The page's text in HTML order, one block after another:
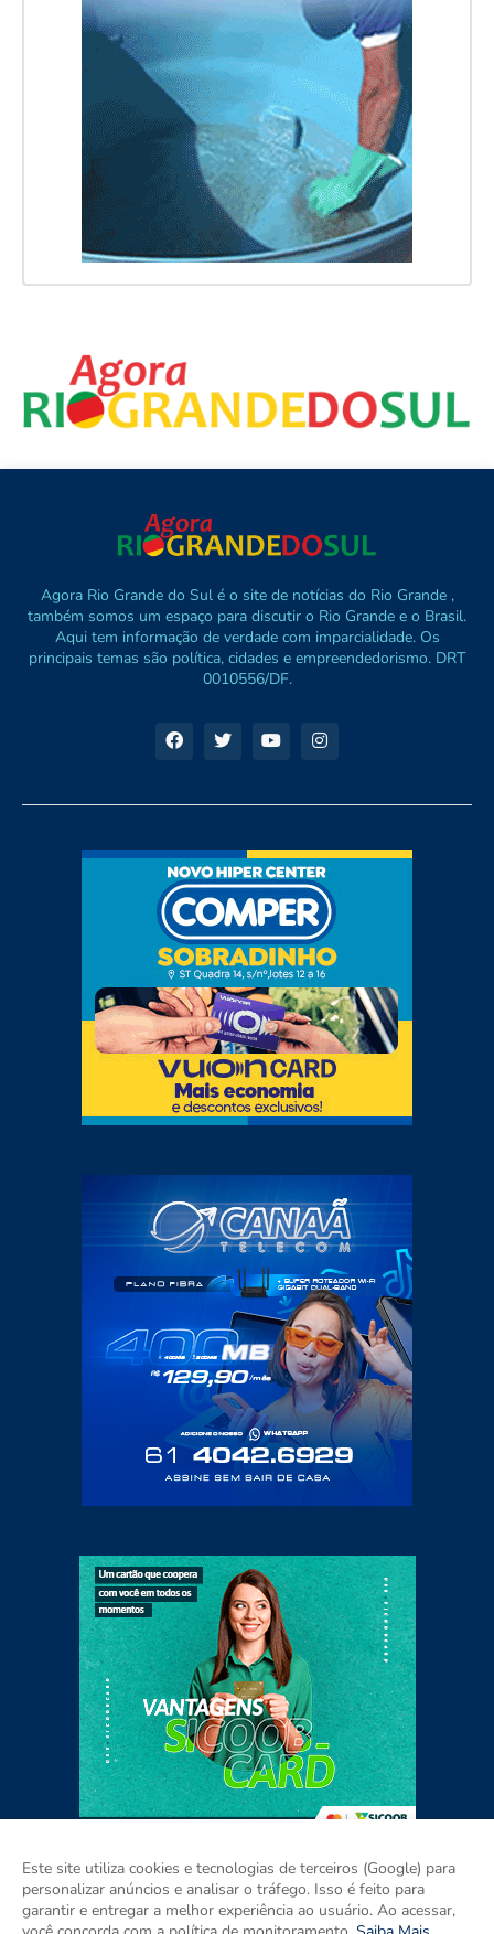
Agora Rio Grande do Sul é o site de notícias do Rio Grande ,
também somos um espaço para discutir o Rio Grande e o Brasil.
Aqui tem informação de verdade com imparcialidade. Os
principais temas são política, cidades e empreendedorismo. DRT
0010556/DF.
Home Sobre Contato Mídia Kit
Este site utiliza cookies e tecnologias de terceiros (Google) para
personalizar anúncios e analisar o tráfego. Isso é feito para
garantir e entregar a melhor experiência ao usuário. Ao acessar,